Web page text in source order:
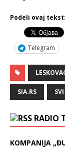
Podeli ovaj tekst:
Telegram
SIA.RS
RADIO
KOMPANIJA